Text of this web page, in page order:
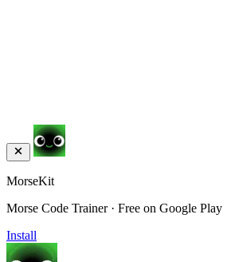
MorseKit
Morse Code Trainer · Free on Google Play
Install